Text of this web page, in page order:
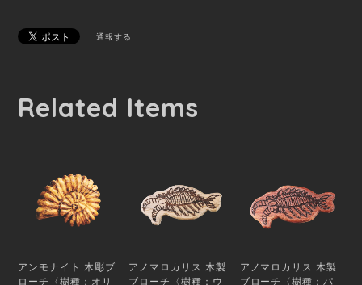
通報する
Related Items
アンモナイト 木彫ブ
ローチ〈樹種：オリ
アノマロカリス 木製
ブローチ〈樹種：ウ
アノマロカリス 木製
ブローチ〈樹種：パ